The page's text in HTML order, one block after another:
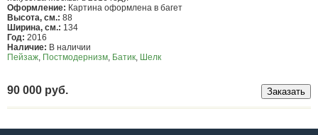
Оформление: Картина оформлена в багет
Высота, см.: 88
Ширина, см.: 134
Год: 2016
Наличие: В наличии
Пейзаж Постмодернизм Батик Шелк
90 000 руб.